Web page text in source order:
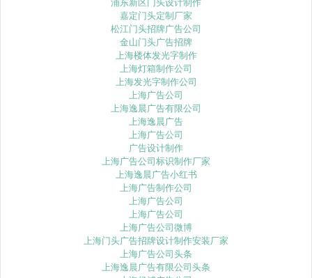
嘉定门头定制厂家
松江门头招牌广告公司
金山门头广告招牌
上海楼体发光字制作
上海灯箱制作公司
上海发光字制作公司
上海广告公司
上海逸晨广告有限公司
上海逸晨广告
上海广告公司
广告设计制作
上海广告公司标识制作厂家
上海逸晨广告小红书
上海广告制作公司
上海广告公司
上海广告公司
上海广告公司微博
上海门头广告招牌设计制作安装厂家
上海广告公司头条
上海逸晨广告有限公司头条